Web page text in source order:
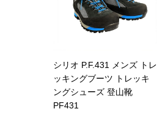
シリオ P.F.431 メンズ トレ
ッキングブーツ トレッキ
ングシューズ 登山靴
PF431